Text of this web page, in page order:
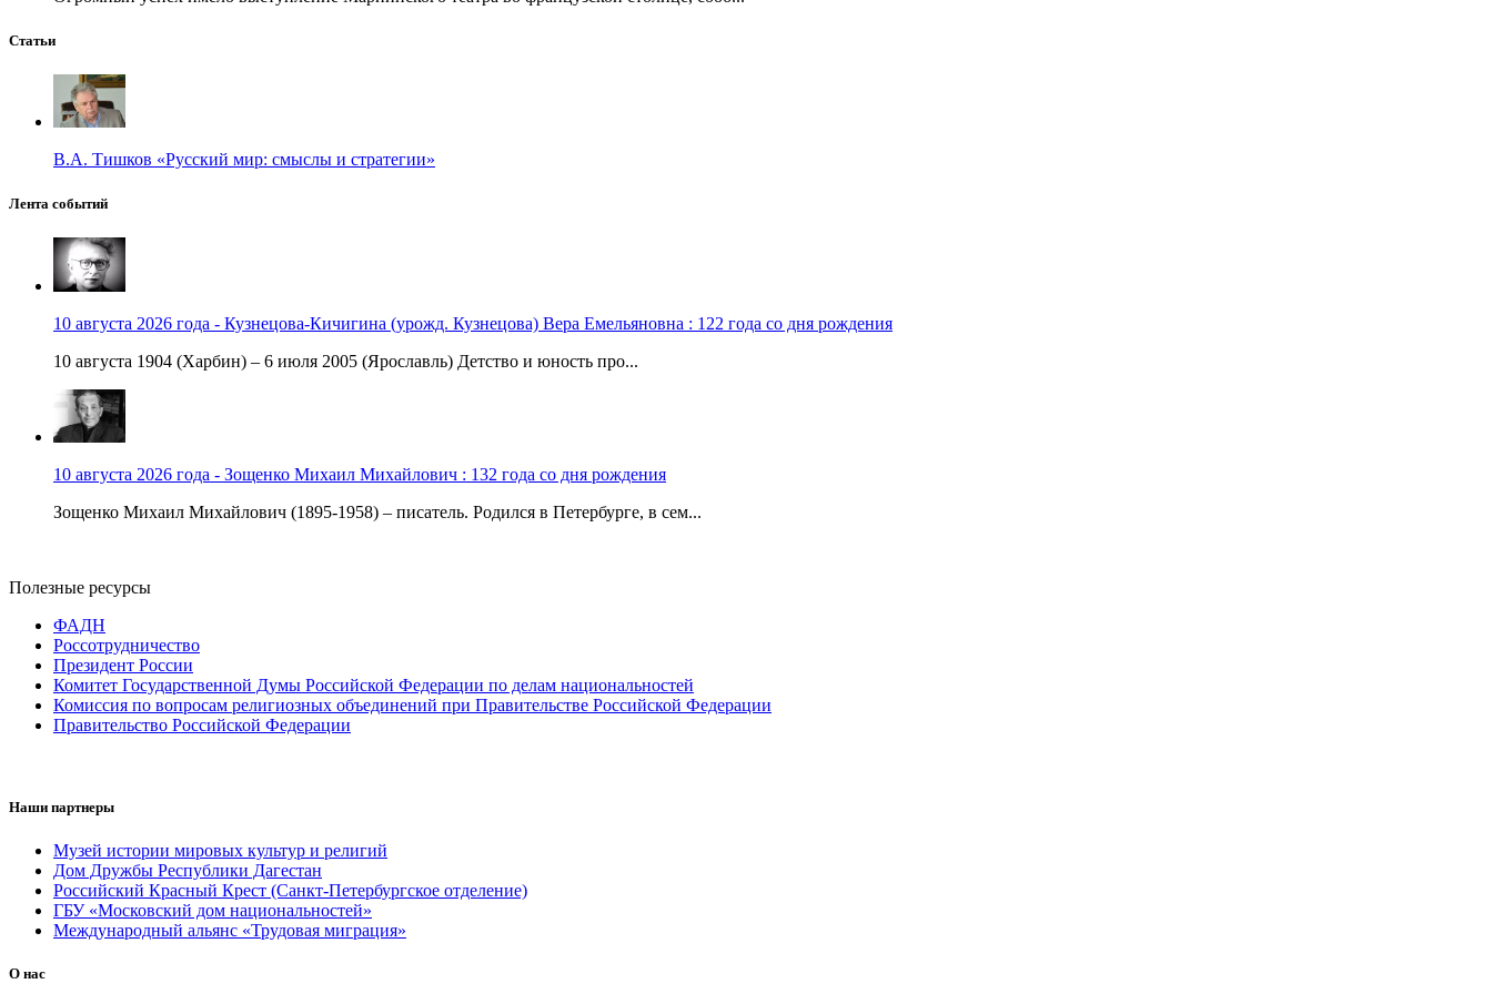
Статьи
В.А. Тишков «Русский мир: смыслы и стратегии»
Лента событий
10 августа 2026 года - Кузнецова-Кичигина (урожд. Кузнецова) Вера Емельяновна : 122 года со дня рождения
10 августа 1904 (Харбин) – 6 июля 2005 (Ярославль) Детство и юность про...
10 августа 2026 года - Зощенко Михаил Михайлович : 132 года со дня рождения
Зощенко Михаил Михайлович (1895-1958) – писатель. Родился в Петербурге, в сем...
Полезные ресурсы
ФАДН
Россотрудничество
Президент России
Комитет Государственной Думы Российской Федерации по делам национальностей
Комиссия по вопросам религиозных объединений при Правительстве Российской Федерации
Правительство Российской Федерации
Наши партнеры
Музей истории мировых культур и религий
Дом Дружбы Республики Дагестан
Российский Красный Крест (Санкт-Петербургское отделение)
ГБУ «Московский дом национальностей»
Международный альянс «Трудовая миграция»
О нас